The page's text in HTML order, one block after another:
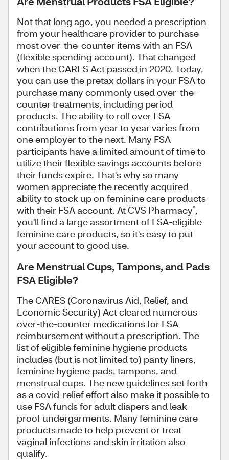
Not that long ago, you needed a prescription
from your healthcare provider to purchase
most over-the-counter items with an FSA
(flexible spending account). That changed
when the CARES Act passed in 2020. Today,
you can use the pretax dollars in your FSA to
purchase many commonly used over-the-
counter treatments, including period
products. The ability to roll over FSA
contributions from year to year varies from
one employer to the next. Many FSA
participants have a limited amount of time to
utilize their flexible savings accounts before
their funds expire. That's why so many
women appreciate the recently acquired
ability to stock up on feminine care products
with their FSA account. At CVS Pharmacy®,
you'll find a large assortment of FSA-eligible
feminine care products, so it's easy to put
your account to good use.
Are Menstrual Cups, Tampons, and Pads
FSA Eligible?
The CARES (Coronavirus Aid, Relief, and
Economic Security) Act cleared numerous
over-the-counter medications for FSA
reimbursement without a prescription. The
list of eligible feminine hygiene products
includes (but is not limited to) panty liners,
feminine hygiene pads, tampons, and
menstrual cups. The new guidelines set forth
as a covid-relief effort also make it possible to
use FSA funds for adult diapers and leak-
proof undergarments. Many feminine care
products made to help prevent or treat
vaginal infections and skin irritation also
qualify.